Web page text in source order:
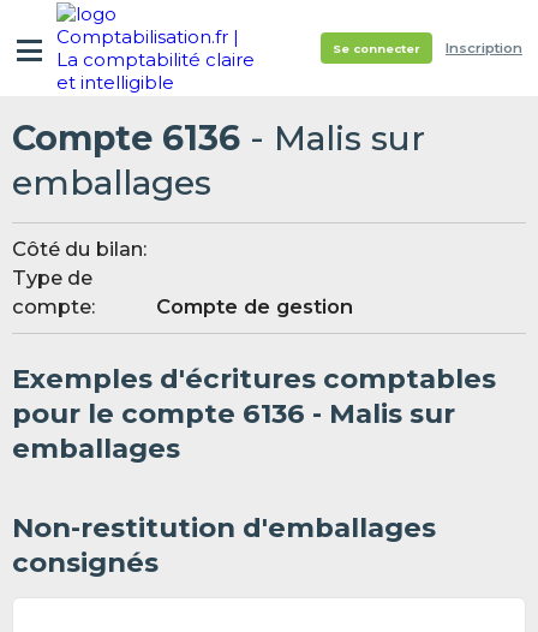
Se connecter Inscription
Compte 6136 - Malis sur
emballages
Côté du bilan:
Type de
compte:
Compte de gestion
Exemples d'écritures comptables
pour le compte 6136 - Malis sur
emballages
Non-restitution d'emballages
consignés